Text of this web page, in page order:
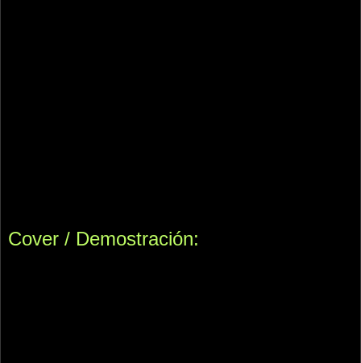
Cover / Demostración: